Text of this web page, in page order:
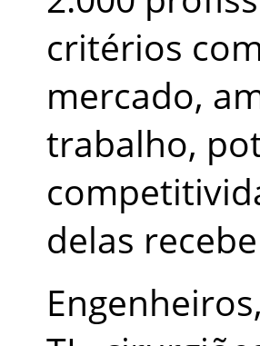
critérios
mercado,
trabalho,
delas